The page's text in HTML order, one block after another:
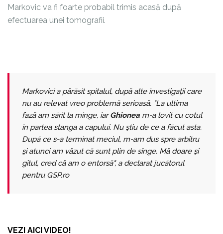
Markovic va fi foarte probabil trimis acasă după
efectuarea unei tomografii.
Markovici a părăsit spitalul, după alte investigaţii care
nu au relevat vreo problemă serioasă. "La ultima
fază am sărit la minge, iarGhionea m-a lovit cu cotul
in partea stanga a capului. Nu ştiu de ce a făcut asta.
După ce s-a terminat meciul, m-am dus spre arbitru
şi atunci am văzut că sunt plin de sînge. Mă doare şi
gîtul, cred că am o entorsă", a declarat jucătorul
pentru GSP.ro
VEZI AICI VIDEO!